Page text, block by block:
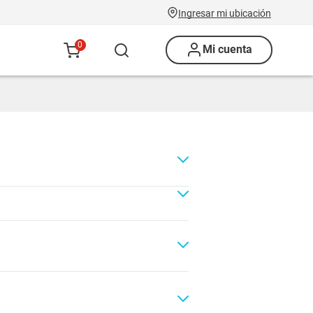
Ingresar mi ubicación
0 Mi cuenta